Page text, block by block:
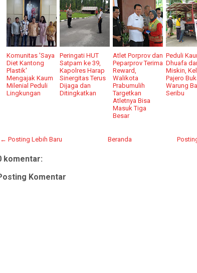
Komunitas 'Saya
Diet Kantong
Plastik'
Mengajak Kaum
Milenial Peduli
Lingkungan
Peringati HUT
Satpam ke 39,
Kapolres Harap
Sinergitas Terus
Dijaga dan
Ditingkatkan
Atlet Porprov dan
Peparprov Terima
Reward,
Walikota
Prabumulih
Targetkan
Atletnya Bisa
Masuk Tiga
Besar
Peduli
Dhuafa
Miskin,
Pajero
Warung
Seribu
← Posting Lebih Baru Beranda
komentar:
Komentar